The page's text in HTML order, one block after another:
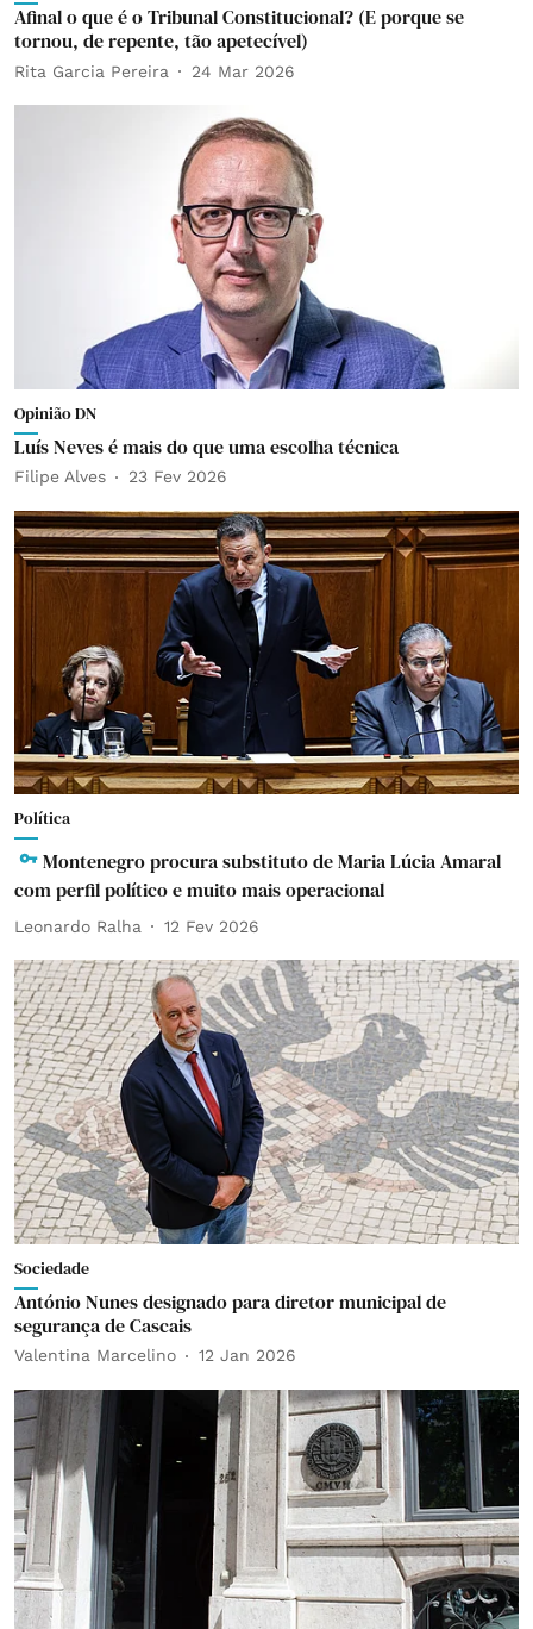
Afinal o que é o Tribunal Constitucional? (E porque se
tornou, de repente, tão apetecível)
Rita Garcia Pereira 24 Mar 2026
Opinião DN
Luís Neves é mais do que uma escolha técnica
Filipe Alves 23 Fev 2026
Política
Montenegro procura substituto de Maria Lúcia Amaral
com perfil político e muito mais operacional
Leonardo Ralha 12 Fev 2026
Sociedade
António Nunes designado para diretor municipal de
segurança de Cascais
Valentina Marcelino 12 Jan 2026